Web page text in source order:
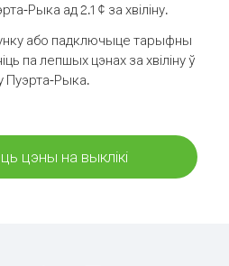
Рыка ад 2.1 ¢ за хвіліну.
або падключыце тарыфны
па лепшых цэнах за хвіліну ў
Пуэрта-Рыка.
цэны на выклікі